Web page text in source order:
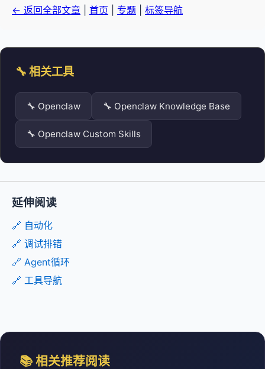
← 返回全部文章
首页 专题 标签导航
🔧 相关工具
🔧 Openclaw 🔧 Openclaw Knowledge Base
🔧 Openclaw Custom Skills
延伸阅读
🔗 自动化
🔗 调试排错
🔗 Agent循环
🔗 工具导航
📚 相关推荐阅读